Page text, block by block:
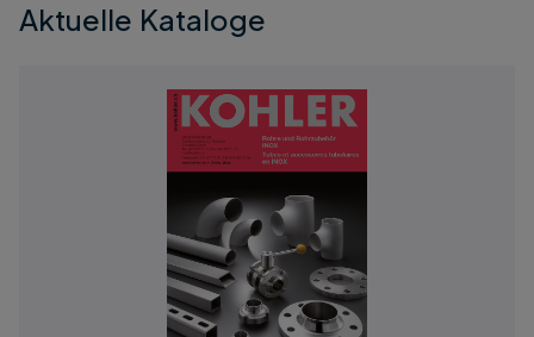
Aktuelle Kataloge